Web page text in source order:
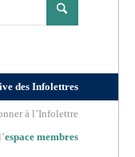
des Infolettres
à l’Infolettre
espace membres